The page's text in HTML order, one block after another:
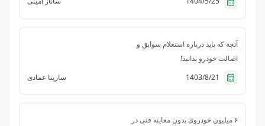
صفحه را به‌روزرسانی می‌کنیم.
آنچه که باید درباره استعلام سوابق و
اصالت خودرو بدانید!
سارینا عمادی
۶ میلیون خودروی بدون معاینه فنی در